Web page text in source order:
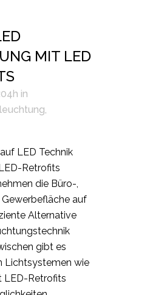
MIT LED
in
,
LED Technik
Retrofits
die Büro-,
auf
Alternative
gibt es
Lichtsystemen wie
LED-Retrofits